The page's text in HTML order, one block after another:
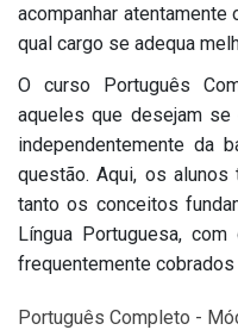
acompanhar
qual cargo se adequa
O curso Português
aqueles que desejam
independentemente da
questão. Aqui, os
tanto os conceitos
Língua Portuguesa,
frequentemente
Português Completo -